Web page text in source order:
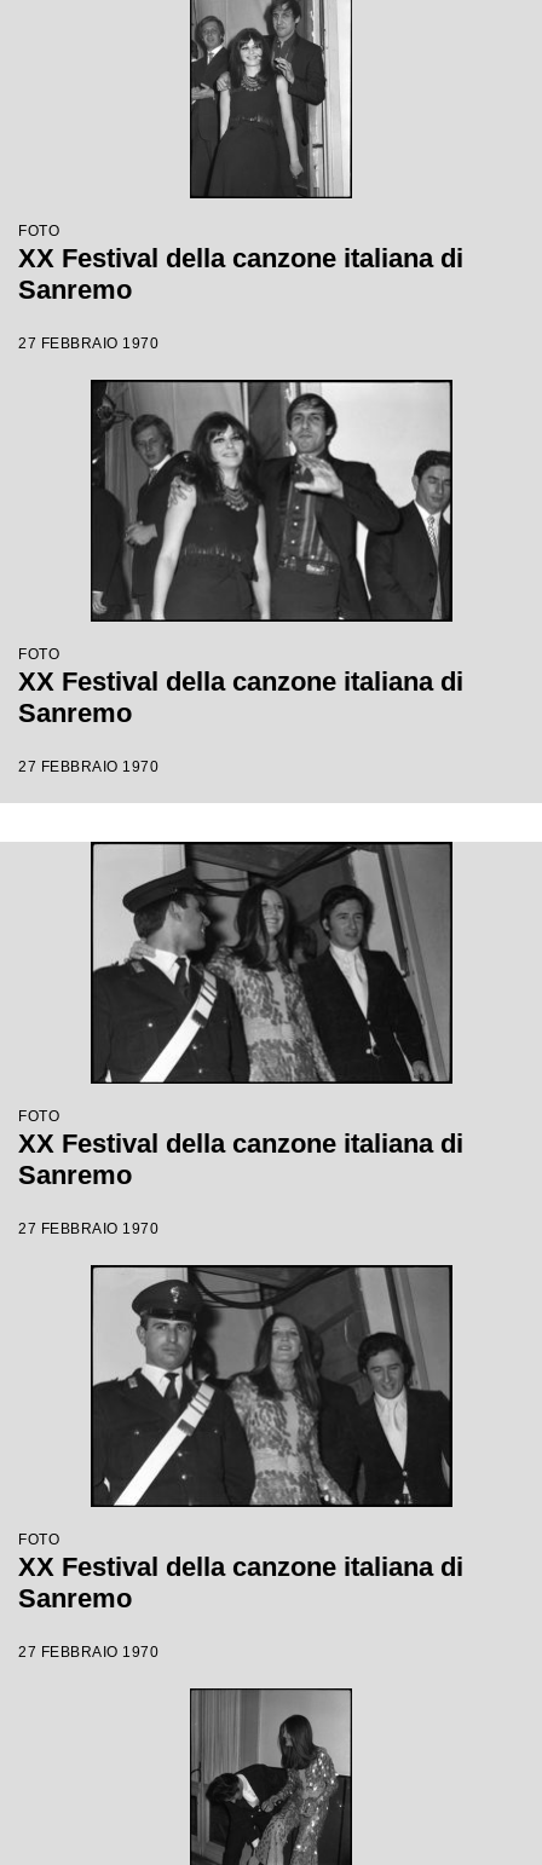
FOTO
XX Festival della canzone italiana di
Sanremo
27 FEBBRAIO 1970
FOTO
XX Festival della canzone italiana di
Sanremo
27 FEBBRAIO 1970
FOTO
XX Festival della canzone italiana di
Sanremo
27 FEBBRAIO 1970
FOTO
XX Festival della canzone italiana di
Sanremo
27 FEBBRAIO 1970